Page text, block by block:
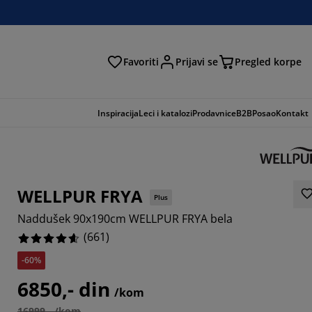
Favoriti Prijavi se Pregled korpe
InspiracijaLeci i kataloziProdavniceB2BPosaoKontakt
WELLPUR FRYA Plus
Naddušek 90x190cm WELLPUR FRYA bela
(661)
-60%
6850,- din /kom